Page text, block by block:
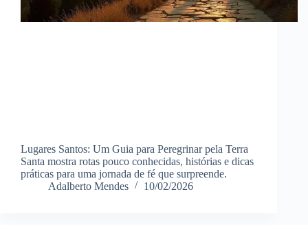
Lugares Santos: Um Guia para Peregrinar pela Terra
Santa mostra rotas pouco conhecidas, histórias e dicas
práticas para uma jornada de fé que surpreende.
Adalberto Mendes
10/02/2026